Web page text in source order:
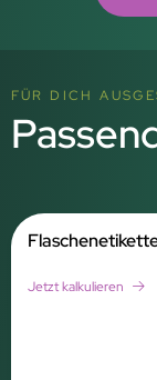
FÜR DICH
Jetzt kalkulieren